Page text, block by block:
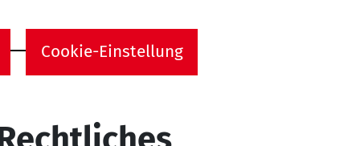
Cookie-Einstellung